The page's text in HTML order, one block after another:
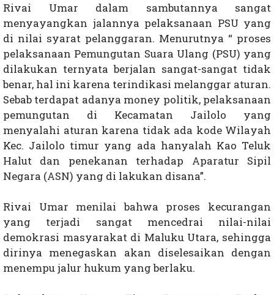
Rivai Umar dalam sambutannya sangat
menyayangkan jalannya pelaksanaan PSU yang
di nilai syarat pelanggaran. Menurutnya “ proses
pelaksanaan Pemungutan Suara Ulang (PSU) yang
dilakukan ternyata berjalan sangat-sangat tidak
benar, hal ini karena terindikasi melanggar aturan.
Sebab terdapat adanya money politik, pelaksanaan
pemungutan di Kecamatan Jailolo yang
menyalahi aturan karena tidak ada kode Wilayah
Kec. Jailolo timur yang ada hanyalah Kao Teluk
Halut dan penekanan terhadap Aparatur Sipil
Negara (ASN) yang di lakukan disana”.
Rivai Umar menilai bahwa proses kecurangan
yang terjadi sangat mencedrai nilai-nilai
demokrasi masyarakat di Maluku Utara, sehingga
dirinya menegaskan akan diselesaikan dengan
menempu jalur hukum yang berlaku.